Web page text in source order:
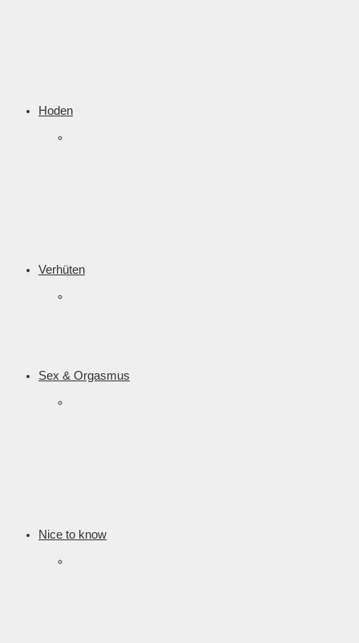
Hoden
Verhüten
Sex & Orgasmus
Nice to know